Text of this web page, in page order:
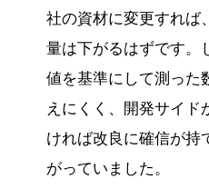
社の資材に変更すれば
量は下がるはずです。
値を基準にして測った
えにくく、開発サイド
ければ改良に確信が持
がっていました。